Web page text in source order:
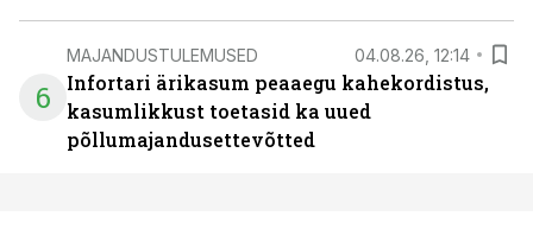
6
MAJANDUSTULEMUSED 04.08.26, 12:14
Infortari ärikasum peaaegu kahekordistus,
kasumlikkust toetasid ka uued
põllumajandusettevõtted